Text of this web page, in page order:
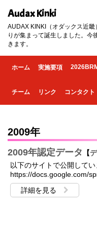
Audax Kinki
AUDAX KINKI（オダックス近
りが集まって誕生しました。今
きます。
ホーム 実施要項
チーム リンク コンタクト
2009年
2009年認定データ 【
以下のサイトで公開してい
https://docs.google.com/
詳細を見る